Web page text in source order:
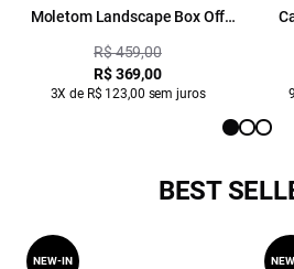
Moletom Landscape Box Off
R$ 459,00
R$ 369,00
3X de R$ 123,00 sem juros
BEST
NEW-IN